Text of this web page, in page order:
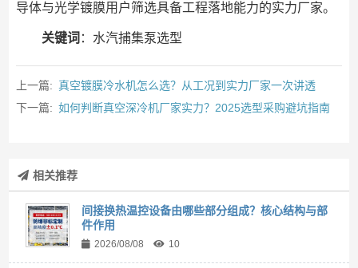
导体与光学镀膜用户筛选具备工程落地能力的实力厂家。
关键词 ：水汽捕集泵选型
上一篇: 真空镀膜冷水机怎么选？从工况到实力厂家一次讲透
下一篇: 如何判断真空深冷机厂家实力？2025选型采购避坑指南
相关推荐
间接换热温控设备由哪些部分组成？核心结构与部
件作用
2026/08/08 10